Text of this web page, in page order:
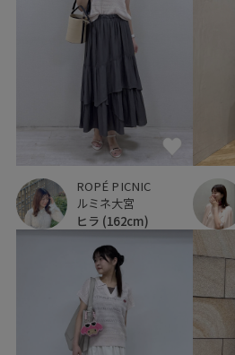
ROPÉ PICNIC
ルミネ大宮
ヒラ (162cm)